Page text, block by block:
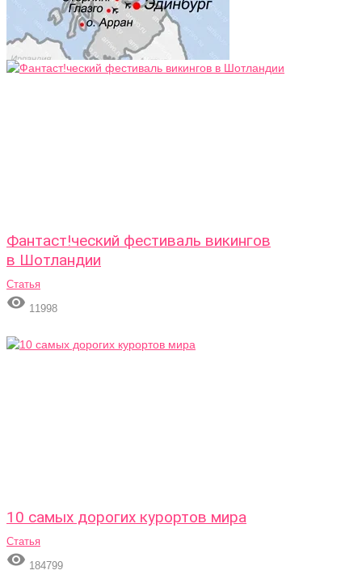
Фантаст!ческий фестиваль викингов
в Шотландии
Статья
 11998
10 самых дорогих курортов мира
Статья
 184799